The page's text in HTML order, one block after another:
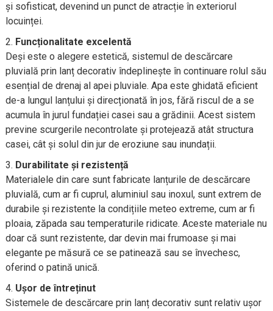
și sofisticat, devenind un punct de atracție în exteriorul
locuinței.
Funcționalitate excelentă
Deși este o alegere estetică, sistemul de descărcare
pluvială prin lanț decorativ îndeplinește în continuare rolul său
esențial de drenaj al apei pluviale. Apa este ghidată eficient
de-a lungul lanțului și direcționată în jos, fără riscul de a se
acumula în jurul fundației casei sau a grădinii. Acest sistem
previne scurgerile necontrolate și protejează atât structura
casei, cât și solul din jur de eroziune sau inundații.
Durabilitate și rezistență
Materialele din care sunt fabricate lanțurile de descărcare
pluvială, cum ar fi cuprul, aluminiul sau inoxul, sunt extrem de
durabile și rezistente la condițiile meteo extreme, cum ar fi
ploaia, zăpada sau temperaturile ridicate. Aceste materiale nu
doar că sunt rezistente, dar devin mai frumoase și mai
elegante pe măsură ce se patinează sau se învechesc,
oferind o patină unică.
Ușor de întreținut
Sistemele de descărcare prin lanț decorativ sunt relativ ușor